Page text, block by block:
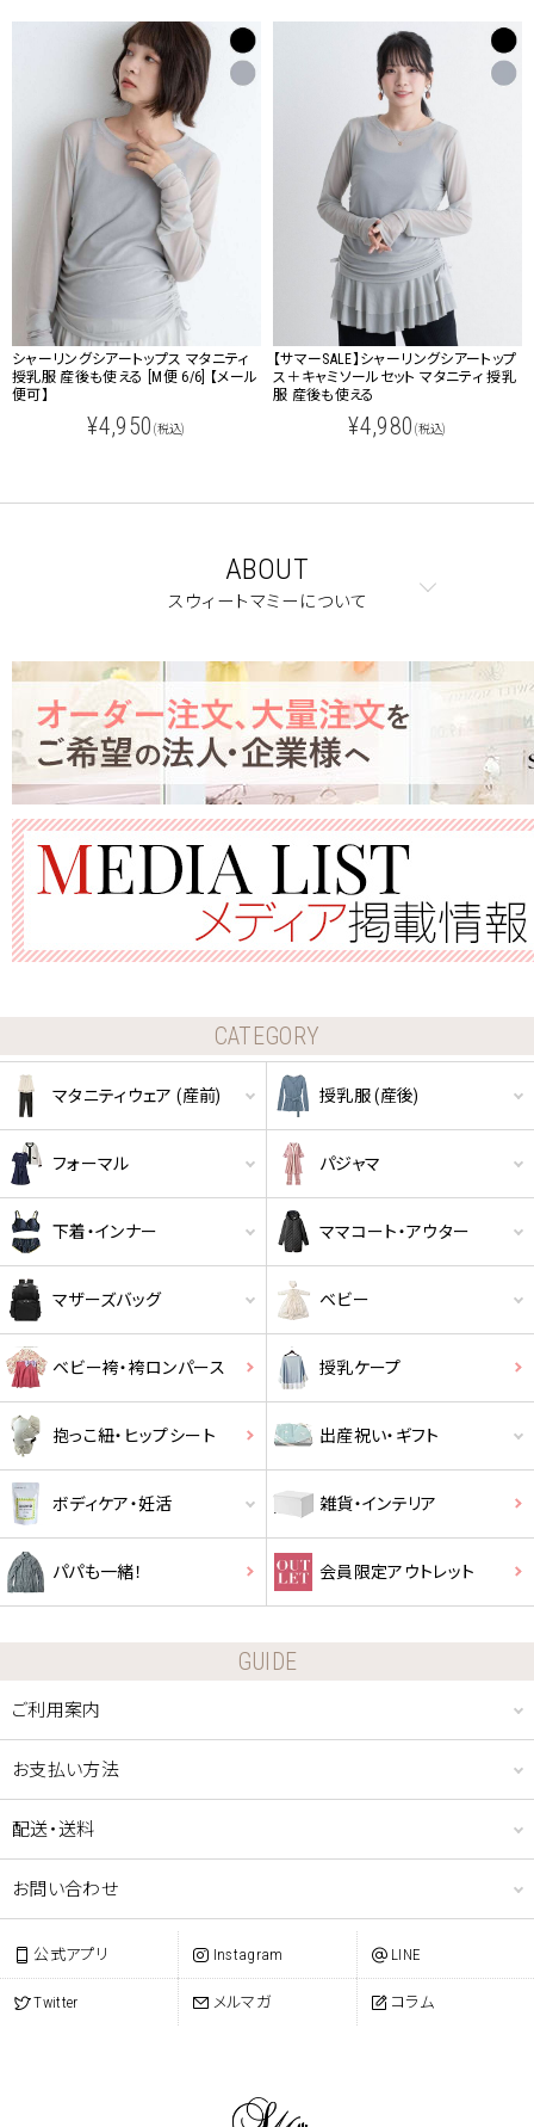
シャーリングシアートップス マタニティ
授乳服 産後も使える [M便 6/6] 【メール
便可】
¥4,950 (税込)
【サマーSALE】シャーリングシアートップ
ス＋キャミソールセット マタニティ 授乳
服 産後も使える
¥4,980 (税込)
ABOUT
スウィートマミーについて
CATEGORY
マタニティウェア (産前) 授乳服 (産後)
フォーマル パジャマ
下着・インナー ママコート・アウター
マザーズバッグ ベビー
ベビー袴・袴ロンパース 授乳ケープ
抱っこ紐・ヒップシート 出産祝い・ギフト
ボディケア・妊活 雑貨・インテリア
パパも一緒！ 会員限定アウトレット
GUIDE
ご利用案内
お支払い方法
配送・送料
お問い合わせ
公式アプリ Instagram LINE
Twitter メルマガ コラム
クーポンコードをコピーしました。
ショッピングカート画面にてご入力ください。
クーポンのご利用には会員登録が必要となります。